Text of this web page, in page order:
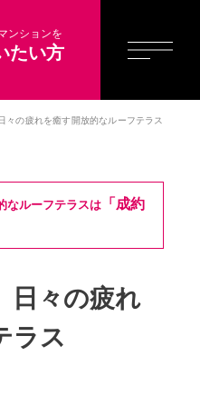
ンションを
たい方
の疲れを癒す開放的なルーフテラス
なルーフテラスは「成約
々の疲れ
ラス